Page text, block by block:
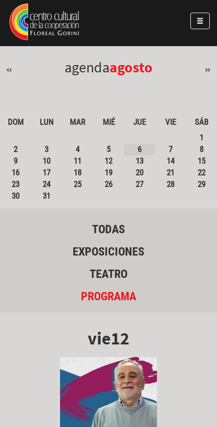
Pasar al contenido principal
Jump to main content
« agendaagosto »
DOM LUN MAR MIÉ JUE VIE
SÁB
1
2
3 4 5 6 7
8
9
10 11 12 13 14
15
16
17 18 19 20 21
22
23
24 25 26 27 28
29
30
31
TODAS
EXPOSICIONES
TEATRO
PROGRAMA
vie12